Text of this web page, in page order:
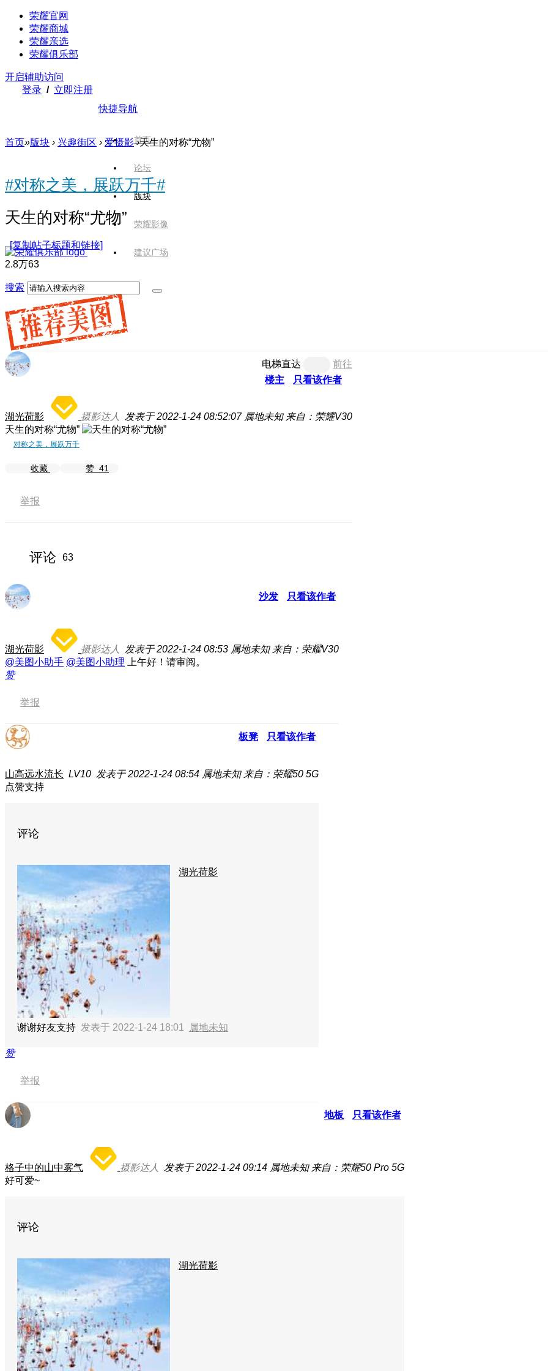
荣耀官网
荣耀商城
荣耀亲选
荣耀俱乐部
开启辅助访问
登录 / 立即注册
快捷导航
首页
论坛
版块
荣耀影像
建议广场
搜索
首页»版块 › 兴趣街区 › 爱摄影 ›天生的对称“尤物”
#对称之美，展跃万千#
天生的对称“尤物”
[复制帖子标题和链接]
2.8万63
电梯直达
前往
楼主
只看该作者
湖光荷影 摄影达人 发表于 2022-1-24 08:52:07 属地未知 来自：荣耀V30
天生的对称“尤物”
对称之美，展跃万千
收藏 赞 41
举报
评论 63
沙发 只看该作者
湖光荷影 摄影达人 发表于 2022-1-24 08:53 属地未知 来自：荣耀V30
@美图小助手 @美图小助理 上午好！请审阅。
赞
举报
板凳 只看该作者
山高远水流长 LV10 发表于 2022-1-24 08:54 属地未知 来自：荣耀50 5G
点赞支持
评论
湖光荷影
谢谢好友支持 发表于 2022-1-24 18:01 属地未知
赞
举报
地板 只看该作者
格子中的山中雾气 摄影达人 发表于 2022-1-24 09:14 属地未知 来自：荣耀50 Pro 5G
好可爱~
评论
湖光荷影